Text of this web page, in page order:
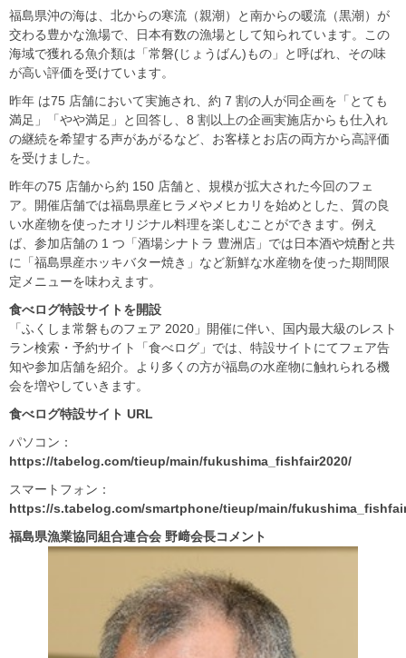
福島県沖の海は、北からの寒流（親潮）と南からの暖流（黒潮）が
交わる豊かな漁場で、日本有数の漁場として知られています。この
海域で獲れる魚介類は「常磐(じょうばん)もの」と呼ばれ、その味
が高い評価を受けています。
昨年 は75 店舗において実施され、約 7 割の人が同企画を「とても
満足」「やや満足」と回答し、8 割以上の企画実施店からも仕入れ
の継続を希望する声があがるなど、お客様とお店の両方から高評価
を受けました。
昨年の75 店舗から約 150 店舗と、規模が拡大された今回のフェ
ア。開催店舗では福島県産ヒラメやメヒカリを始めとした、質の良
い水産物を使ったオリジナル料理を楽しむことができます。例え
ば、参加店舗の 1 つ「酒場シナトラ 豊洲店」では日本酒や焼酎と共
に「福島県産ホッキバター焼き」など新鮮な水産物を使った期間限
定メニューを味わえます。
食べログ特設サイトを開設
「ふくしま常磐ものフェア 2020」開催に伴い、国内最大級のレスト
ラン検索・予約サイト「食べログ」では、特設サイトにてフェア告
知や参加店舗を紹介。より多くの方が福島の水産物に触れられる機
会を増やしていきます。
食べログ特設サイト URL
パソコン：
https://tabelog.com/tieup/main/fukushima_fishfair2020/
スマートフォン：
https://s.tabelog.com/smartphone/tieup/main/
福島県漁業協同組合連合会 野﨑会長コメント